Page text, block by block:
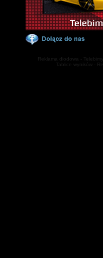
Reklama diodowa -
Tablice wyników -